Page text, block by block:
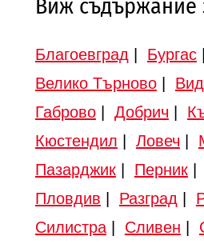
Виж съдържание
Благоевград Бургас
Велико Търново|
Габрово| Добрич
Кюстендил
Ловеч
Пазарджик| Перник|
Пловдив
Разград
Силистра| Сливен